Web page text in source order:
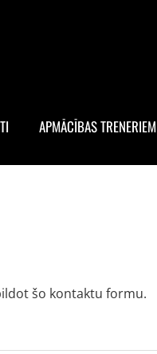
APMĀCĪBAS TRENERIEM
šo kontaktu formu.